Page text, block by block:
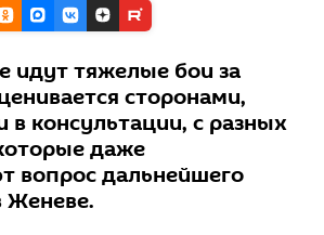
идут тяжелые бои за
сторонами,
консультации, с разных
даже
вопрос дальнейшего
Женеве.